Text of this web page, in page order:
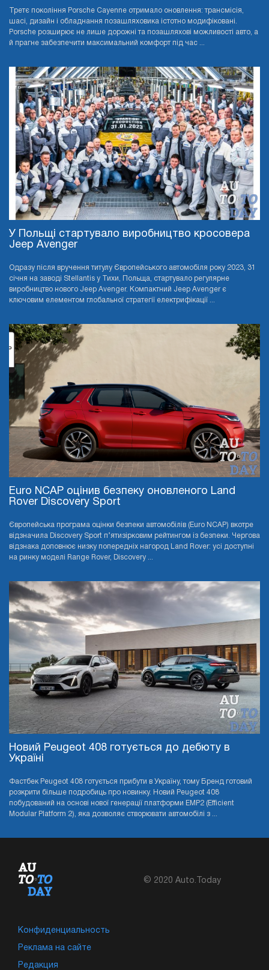
Третє покоління Porsche Cayenne отримало оновлення: трансмісія,
шасі, дизайн і обладнання позашляховика істотно модифіковані.
Porsche розширює не лише дорожні та позашляхові можливості авто, а
й прагне забезпечити максимальний комфорт під час ...
У Польщі стартувало виробництво кросовера
Jeep Avenger
Одразу після вручення титулу Європейського автомобіля року 2023, 31
січня на заводі Stellantis у Тихи, Польща, стартувало регулярне
виробництво нового Jeep Avenger. Компактний Jeep Avenger є
ключовим елементом глобальної стратегії електрифікації ...
Euro NCAP оцінив безпеку оновленого Land
Rover Discovery Sport
Європейська програма оцінки безпеки автомобілів (Euro NCAP) вкотре
відзначила Discovery Sport п’ятизірковим рейтингом із безпеки. Чергова
відзнака доповнює низку попередніх нагород Land Rover: усі доступні
на ринку моделі Range Rover, Discovery ...
Новий Peugeot 408 готується до дебюту в
Україні
Фастбек Peugeot 408 готується прибути в Україну, тому Бренд готовий
розкрити більше подробиць про новинку. Новий Peugeot 408
побудований на основі нової генерації платформи EMP2 (Efficient
Modular Platform 2), яка дозволяє створювати автомобілі з ...
© 2020 Auto.Today
Конфиденциальность
Реклама на сайте
Редакция